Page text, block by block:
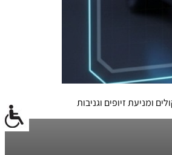
ומניעת זיופים וגניבות